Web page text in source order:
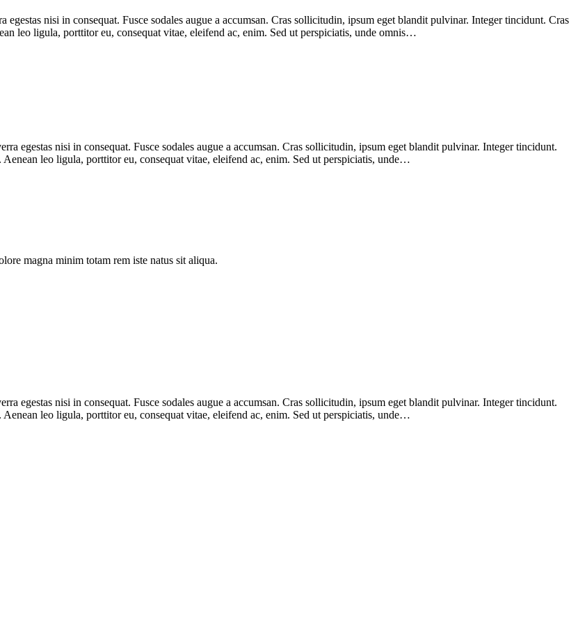
nisi in consequat. Fusce sodales augue a accumsan. Cras sollicitudin, ipsum eget blandit pulvinar. Integer tincidunt. Cras
leo ligula, porttitor eu, consequat vitae, eleifend ac, enim. Sed ut perspiciatis, unde omnis…
egestas nisi in consequat. Fusce sodales augue a accumsan. Cras sollicitudin, ipsum eget blandit pulvinar. Integer tincidunt.
leo ligula, porttitor eu, consequat vitae, eleifend ac, enim. Sed ut perspiciatis, unde…
magna minim totam rem iste natus sit aliqua.
egestas nisi in consequat. Fusce sodales augue a accumsan. Cras sollicitudin, ipsum eget blandit pulvinar. Integer tincidunt.
leo ligula, porttitor eu, consequat vitae, eleifend ac, enim. Sed ut perspiciatis, unde…